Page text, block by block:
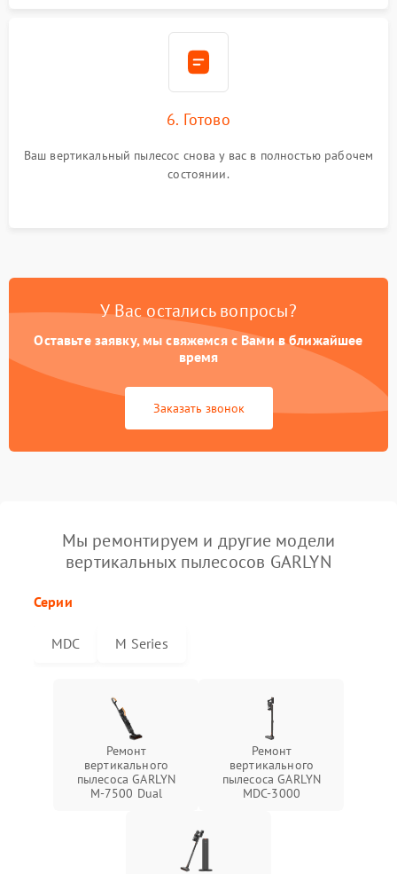
6. Готово
Ваш вертикальный пылесос снова у вас в полностью рабочем
состоянии.
У Вас остались вопросы?
Оставьте заявку, мы свяжемся с Вами в ближайшее
время
Заказать звонок
Мы ремонтируем и другие модели
вертикальных пылесосов GARLYN
Серии
MDC M Series
Ремонт
вертикального
пылесоса GARLYN
M-7500 Dual
Ремонт
вертикального
пылесоса GARLYN
MDC-3000